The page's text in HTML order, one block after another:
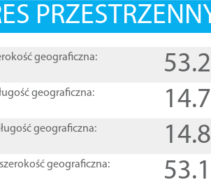
geograficzna:
geograficzna:
geograficzna:
geograficzna: